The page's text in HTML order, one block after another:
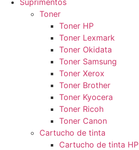
Suprimentos
Toner
Toner HP
Toner Lexmark
Toner Okidata
Toner Samsung
Toner Xerox
Toner Brother
Toner Kyocera
Toner Ricoh
Toner Canon
Cartucho de tinta
Cartucho de tinta HP